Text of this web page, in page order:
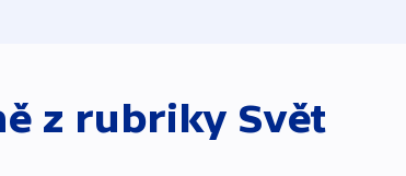
z rubriky Svět